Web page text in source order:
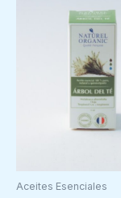
Aceites Esenciales